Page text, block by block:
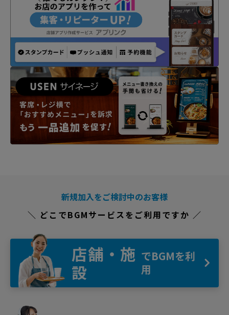
新規加入をご検討中のお客様
＼ どこでBGMサービスをご利用ですか ／
店舗・施
設
でBGMを利
用